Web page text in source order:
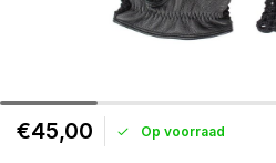
€45,00 Op voorraad